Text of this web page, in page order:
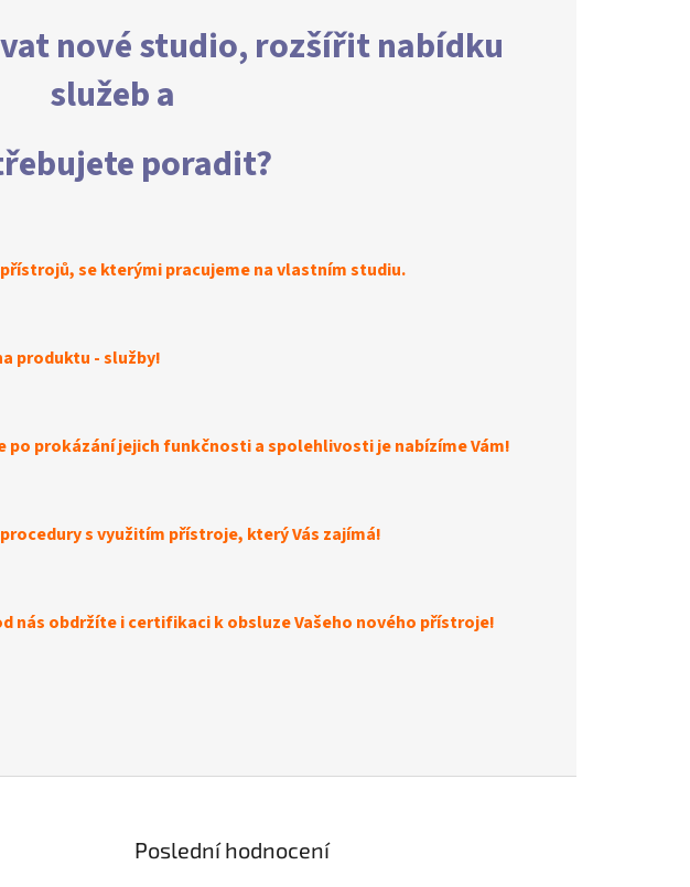
nové studio, rozšířit nabídku
služeb a
poradit?
se kterými pracujeme na vlastním studiu.
produktu - služby!
prokázání jejich funkčnosti a spolehlivosti je nabízíme Vám!
s využitím přístroje, který Vás zajímá!
nás obdržíte i certifikaci k obsluze Vašeho nového přístroje!
Poslední hodnocení